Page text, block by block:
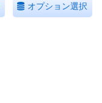
オプション選択